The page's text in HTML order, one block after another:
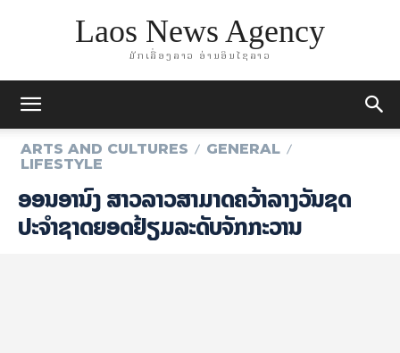
Laos News Agency
ມັກເລື່ອງລາວ ອ່ານອິນໄຊລາວ
ARTS AND CULTURES
GENERAL
LIFESTYLE
ອອນ​ອາ​ນົງ ສາ​ວ​ລາວສາມາດຄວ້າລາງວັນຊຸດ
ປະຈຳຊາດຍອດຢ້ຽມລະດັບຈັກກະວານ